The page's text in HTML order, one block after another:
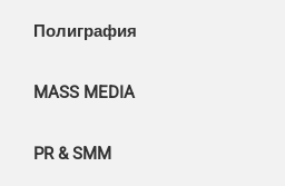
Полиграфия
MASS MEDIA
PR & SMM
FAQ
FAQ